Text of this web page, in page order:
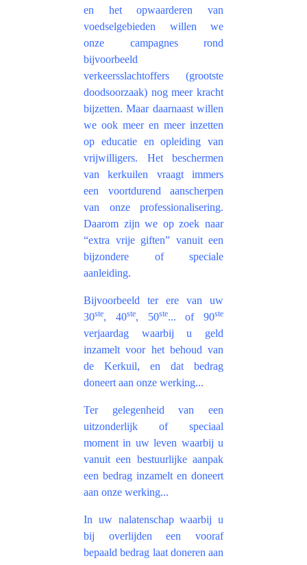
en het opwaarderen van
voedselgebieden willen we
onze campagnes rond
bijvoorbeeld
verkeersslachtoffers (grootste
doodsoorzaak) nog meer kracht
bijzetten. Maar daarnaast willen
we ook meer en meer inzetten
op educatie en opleiding van
vrijwilligers. Het beschermen
van kerkuilen vraagt immers
een voortdurend aanscherpen
van onze professionalisering.
Daarom zijn we op zoek naar
“extra vrije giften” vanuit een
bijzondere of speciale
aanleiding.
Bijvoorbeeld ter ere van uw
30ste, 40ste, 50ste... of 90ste
verjaardag waarbij u geld
inzamelt voor het behoud van
de Kerkuil, en dat bedrag
doneert aan onze werking...
Ter gelegenheid van een
uitzonderlijk of speciaal
moment in uw leven waarbij u
vanuit een bestuurlijke aanpak
een bedrag inzamelt en doneert
aan onze werking...
In uw nalatenschap waarbij u
bij overlijden een vooraf
bepaald bedrag laat doneren aan